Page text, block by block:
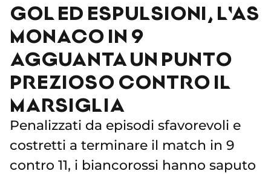
GOL ED ESPULSIONI, L'AS
MONACO IN 9
AGGUANTA UN PUNTO
PREZIOSO CONTRO IL
MARSIGLIA
Penalizzati da episodi sfavorevoli e
costretti a terminare il match in 9
contro 11, i biancorossi hanno saputo